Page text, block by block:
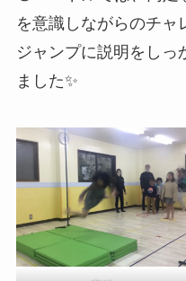
を意識しながらのチャ
ジャンプに説明をしっ
ました✨